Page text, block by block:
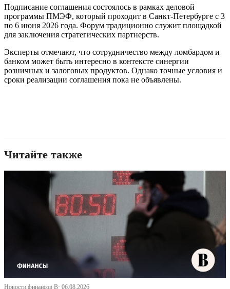
Подписание соглашения состоялось в рамках деловой
программы ПМЭФ, который проходит в Санкт-Петербурге с 3
по 6 июня 2026 года. Форум традиционно служит площадкой
для заключения стратегических партнерств.
Эксперты отмечают, что сотрудничество между ломбардом и
банком может быть интересно в контексте синергии
розничных и залоговых продуктов. Однако точные условия и
сроки реализации соглашения пока не объявлены.
Читайте также
Новости финансов В· 06.08.2026